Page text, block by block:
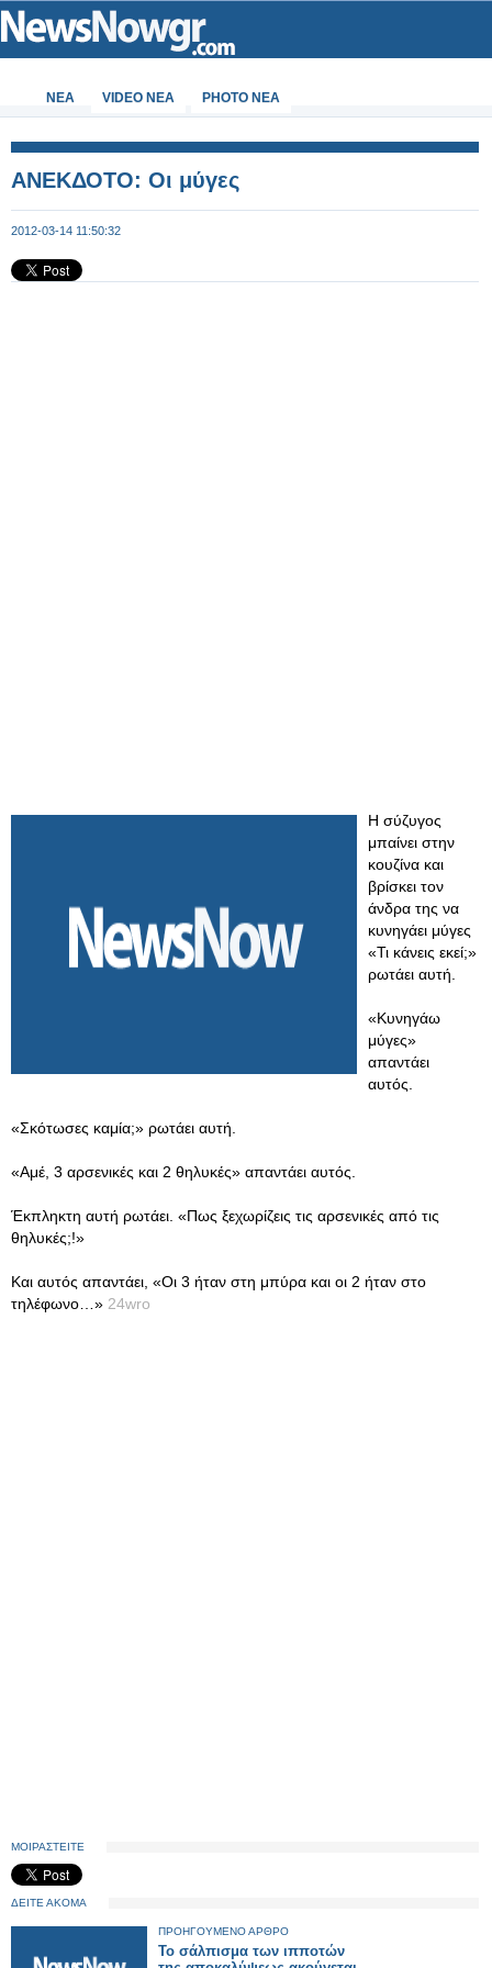
ΝΕΑ VIDEO NEA PHOTO NEA
ΑΝΕΚΔΟΤΟ: Οι μύγες
2012-03-14 11:50:32
Η σύζυγος
μπαίνει στην
κουζίνα και
βρίσκει τον
άνδρα της να
κυνηγάει μύγες
«Τι κάνεις εκεί;»
ρωτάει αυτή.
«Κυνηγάω
μύγες»
απαντάει
αυτός.
«Σκότωσες καμία;» ρωτάει αυτή.
«Αμέ, 3 αρσενικές και 2 θηλυκές» απαντάει αυτός.
Έκπληκτη αυτή ρωτάει. «Πως ξεχωρίζεις τις αρσενικές από τις
θηλυκές;!»
Και αυτός απαντάει, «Οι 3 ήταν στη μπύρα και οι 2 ήταν στο
τηλέφωνο…» 24wro
ΜΟΙΡΑΣΤΕΙΤΕ
ΔΕΙΤΕ ΑΚΟΜΑ
ΠΡΟΗΓΟΥΜΕΝΟ ΑΡΘΡΟ
Το σάλπισμα των ιπποτών